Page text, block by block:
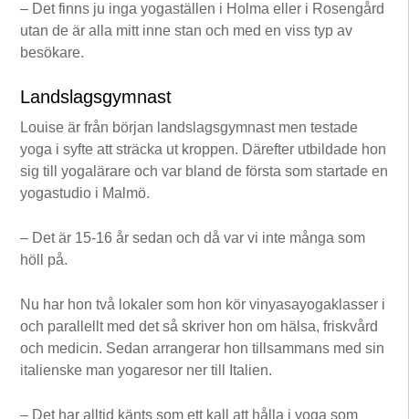
– Det finns ju inga yogaställen i Holma eller i Rosengård
utan de är alla mitt inne stan och med en viss typ av
besökare.
Landslagsgymnast
Louise är från början landslagsgymnast men testade
yoga i syfte att sträcka ut kroppen. Därefter utbildade hon
sig till yogalärare och var bland de första som startade en
yogastudio i Malmö.
– Det är 15-16 år sedan och då var vi inte många som
höll på.
Nu har hon två lokaler som hon kör vinyasayogaklasser i
och parallellt med det så skriver hon om hälsa, friskvård
och medicin. Sedan arrangerar hon tillsammans med sin
italienske man yogaresor ner till Italien.
– Det har alltid känts som ett kall att hålla i yoga som